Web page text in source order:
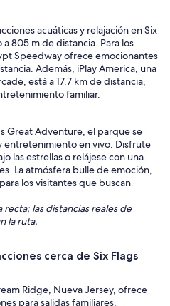
acuáticas y relajación en Six
805 m de distancia. Para los
Speedway ofrece emocionantes
Además, iPlay America, una
está a 17.7 km de distancia,
familiar.
Great Adventure, el parque se
entretenimiento en vivo. Disfrute
las estrellas o relájese con una
La atmósfera bulle de emoción,
los visitantes que buscan
recta; las distancias reales de
la ruta.
cerca de Six Flags
Ridge, Nueva Jersey, ofrece
para salidas familiares,